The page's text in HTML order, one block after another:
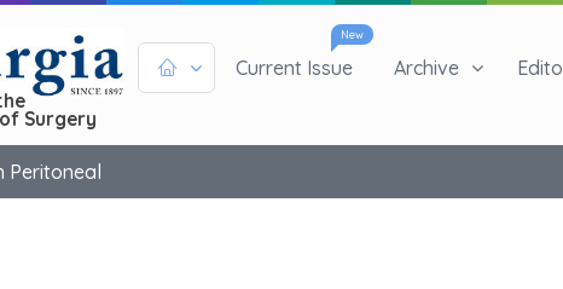
Surgery
New
Current Issue Archive
Peritoneal